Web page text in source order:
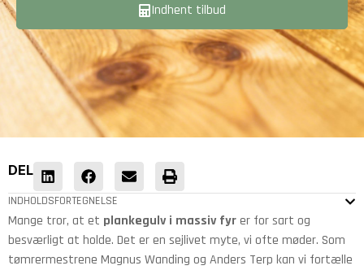
Indhent tilbud
DEL
INDHOLDSFORTEGNELSE
Mange tror, at et plankegulv i massiv fyrer for sart og
besværligt at holde. Det er en sejlivet myte, vi ofte møder. Som
tømrermestrene Magnus Wanding og Anders Terp kan vi fortælle